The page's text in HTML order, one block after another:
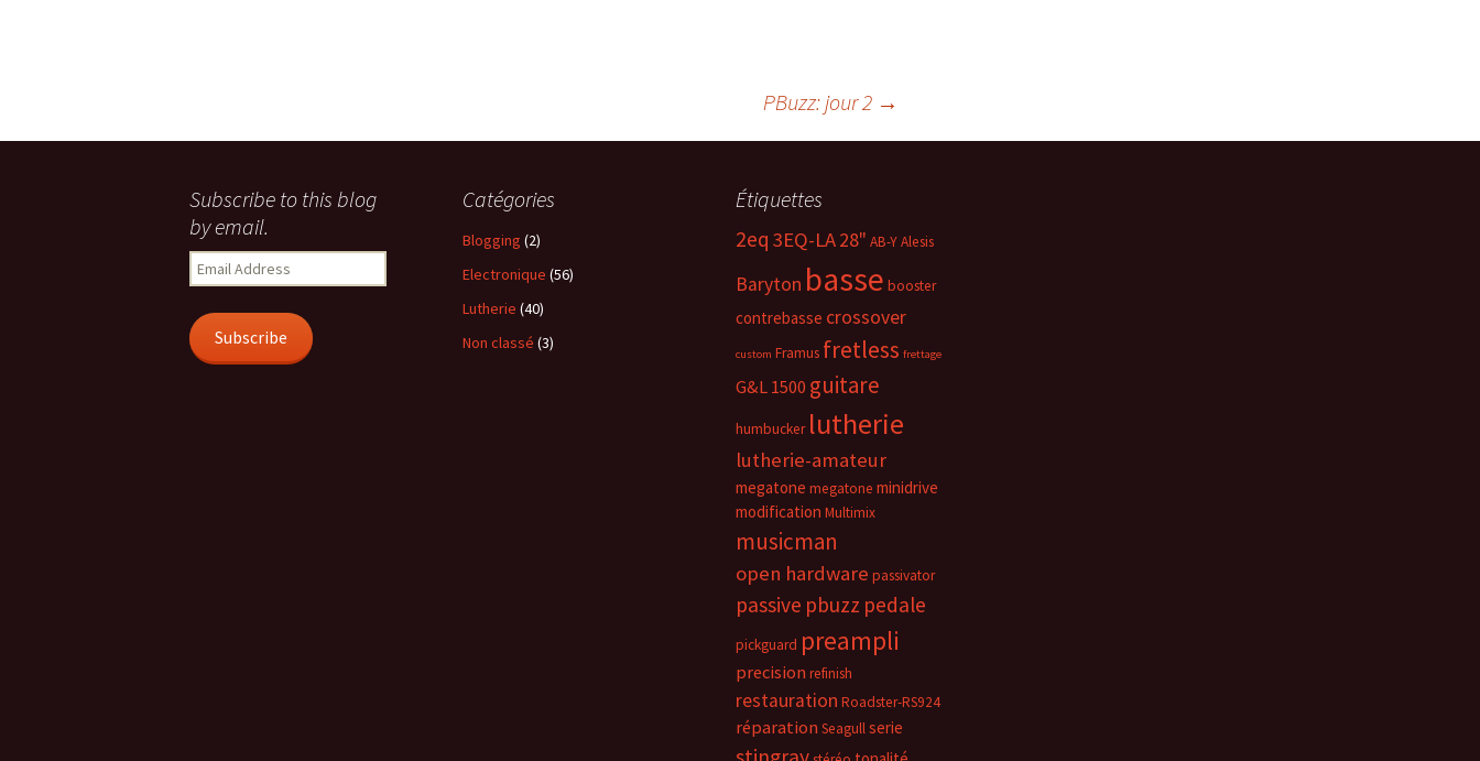
articles
PBuzz: jour 2 →
Subscribe to this blog
by email.
Email
Address
Subscribe
Catégories
Blogging (2)
Electronique (56)
Lutherie (40)
Non classé (3)
Étiquettes
2eq 3EQ-LA28" AB-YAlesis
Baryton basse booster
contrebasse crossover
custom Framus fretless frettage
G&L 1500 guitare
humbucker lutherie
lutherie-amateur
megatone megatone minidrive
modification Multimix
musicman
open hardware passivator
passive pbuzz pedale
pickguard preampli
precision refinish
restauration Roadster-RS924
réparation Seagullserie